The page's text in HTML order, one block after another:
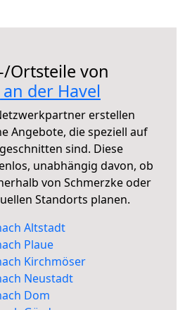
Ortsteile von
der Havel
erstellen
Angebote, die speziell auf
sind. Diese
unabhängig davon, ob
von Schmerzke oder
Standorts planen.
Altstadt
Plaue
Kirchmöser
Neustadt
Dom